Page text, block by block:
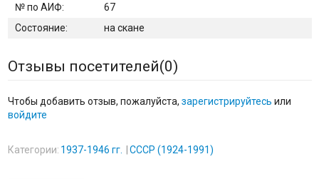
№ по АИФ:
67
Состояние:
на скане
Отзывы посетителей(0)
Чтобы добавить отзыв, пожалуйста, зарегистрируйтесь или
войдите
Категории: 1937-1946 гг. СССР (1924-1991)